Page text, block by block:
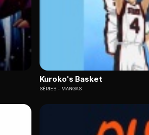
les autres sites d'anime en
officiel, sans aucun risque.
en janvier 2026 ( abonnement dès
une offre gratuite limitée (Premium à
dédiées (ADN, Mangas)
Kuroko's Basket
SÉRIES MANGAS